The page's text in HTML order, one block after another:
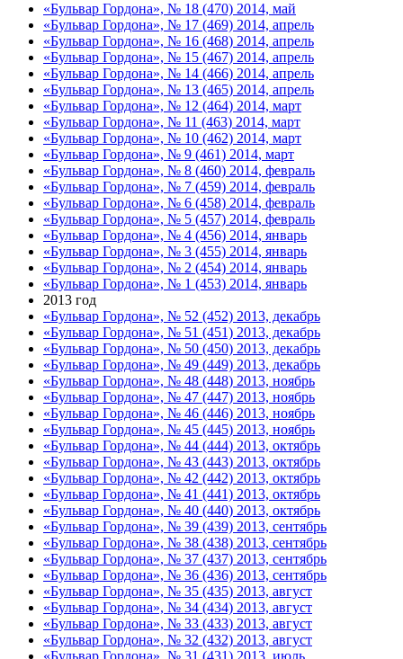
«Бульвар Гордона», № 18 (470) 2014, май
«Бульвар Гордона», № 17 (469) 2014, апрель
«Бульвар Гордона», № 16 (468) 2014, апрель
«Бульвар Гордона», № 15 (467) 2014, апрель
«Бульвар Гордона», № 14 (466) 2014, апрель
«Бульвар Гордона», № 13 (465) 2014, апрель
«Бульвар Гордона», № 12 (464) 2014, март
«Бульвар Гордона», № 11 (463) 2014, март
«Бульвар Гордона», № 10 (462) 2014, март
«Бульвар Гордона», № 9 (461) 2014, март
«Бульвар Гордона», № 8 (460) 2014, февраль
«Бульвар Гордона», № 7 (459) 2014, февраль
«Бульвар Гордона», № 6 (458) 2014, февраль
«Бульвар Гордона», № 5 (457) 2014, февраль
«Бульвар Гордона», № 4 (456) 2014, январь
«Бульвар Гордона», № 3 (455) 2014, январь
«Бульвар Гордона», № 2 (454) 2014, январь
«Бульвар Гордона», № 1 (453) 2014, январь
2013 год
«Бульвар Гордона», № 52 (452) 2013, декабрь
«Бульвар Гордона», № 51 (451) 2013, декабрь
«Бульвар Гордона», № 50 (450) 2013, декабрь
«Бульвар Гордона», № 49 (449) 2013, декабрь
«Бульвар Гордона», № 48 (448) 2013, ноябрь
«Бульвар Гордона», № 47 (447) 2013, ноябрь
«Бульвар Гордона», № 46 (446) 2013, ноябрь
«Бульвар Гордона», № 45 (445) 2013, ноябрь
«Бульвар Гордона», № 44 (444) 2013, октябрь
«Бульвар Гордона», № 43 (443) 2013, октябрь
«Бульвар Гордона», № 42 (442) 2013, октябрь
«Бульвар Гордона», № 41 (441) 2013, октябрь
«Бульвар Гордона», № 40 (440) 2013, октябрь
«Бульвар Гордона», № 39 (439) 2013, сентябрь
«Бульвар Гордона», № 38 (438) 2013, сентябрь
«Бульвар Гордона», № 37 (437) 2013, сентябрь
«Бульвар Гордона», № 36 (436) 2013, сентябрь
«Бульвар Гордона», № 35 (435) 2013, август
«Бульвар Гордона», № 34 (434) 2013, август
«Бульвар Гордона», № 33 (433) 2013, август
«Бульвар Гордона», № 32 (432) 2013, август
«Бульвар Гордона», № 31 (431) 2013, июль